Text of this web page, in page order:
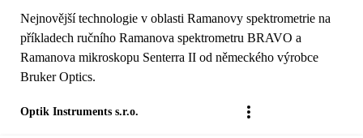
Nejnovější technologie v oblasti Ramanovy spektrometrie na
příkladech ručního Ramanova spektrometru BRAVO a
Ramanova mikroskopu Senterra II od německého výrobce
Bruker Optics.
Optik Instruments s.r.o.